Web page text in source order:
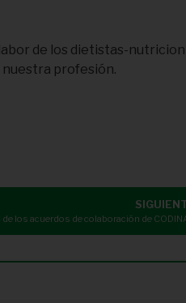
de los dietistas-
nuestra profesión.
los acuerdos de colaboración de